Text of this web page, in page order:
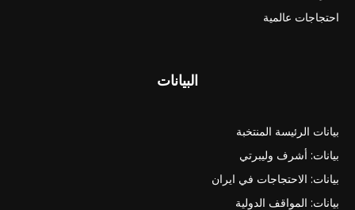
احتجاجات عالمية
البيانات
بيانات الرئيسة المنتخبة
بيانات: أشرف وليبرتي
بيانات: الاحتجاجات في ايران
بيانات: المواقف الدولية